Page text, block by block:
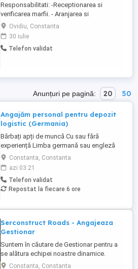
Responsabilitati: -Receptionarea si
verificarea marfii. - Aranjarea si
organizarea produselor in depozit. -
Mentinerea ordinii si curateniei in depozit.
- Gestionarea stocurilor si inventarelor.
Cerinte: - Seriozitate, punctualitate si spirit
Ovidiu, Constanta
30 iulie
Telefon validat
Anunțuri pe pagină: 20 50
Angajăm personal pentru depozit
logistic (Germania)
Bărbați apți de muncă Cu sau fără
experiență Limba germană sau engleză
NU este obligatorie (dar reprezintă un
avantaj) Oferim: Contract de muncă legal
Salariu atractiv Cazare asigurată (contra
cost Posibilitate de ore suplimentare
Mediu de lucru stabil Dacă ești interesat și
Constanta, Constanta
azi 03:21
Telefon validat
Repostat la fiecare 6 ore
Serconstruct Roads - Angajeaza
Gestionar
Suntem în căutare de Gestionar pentru a
se alătura echipei noastre dinamice.
Constanta, Constanta